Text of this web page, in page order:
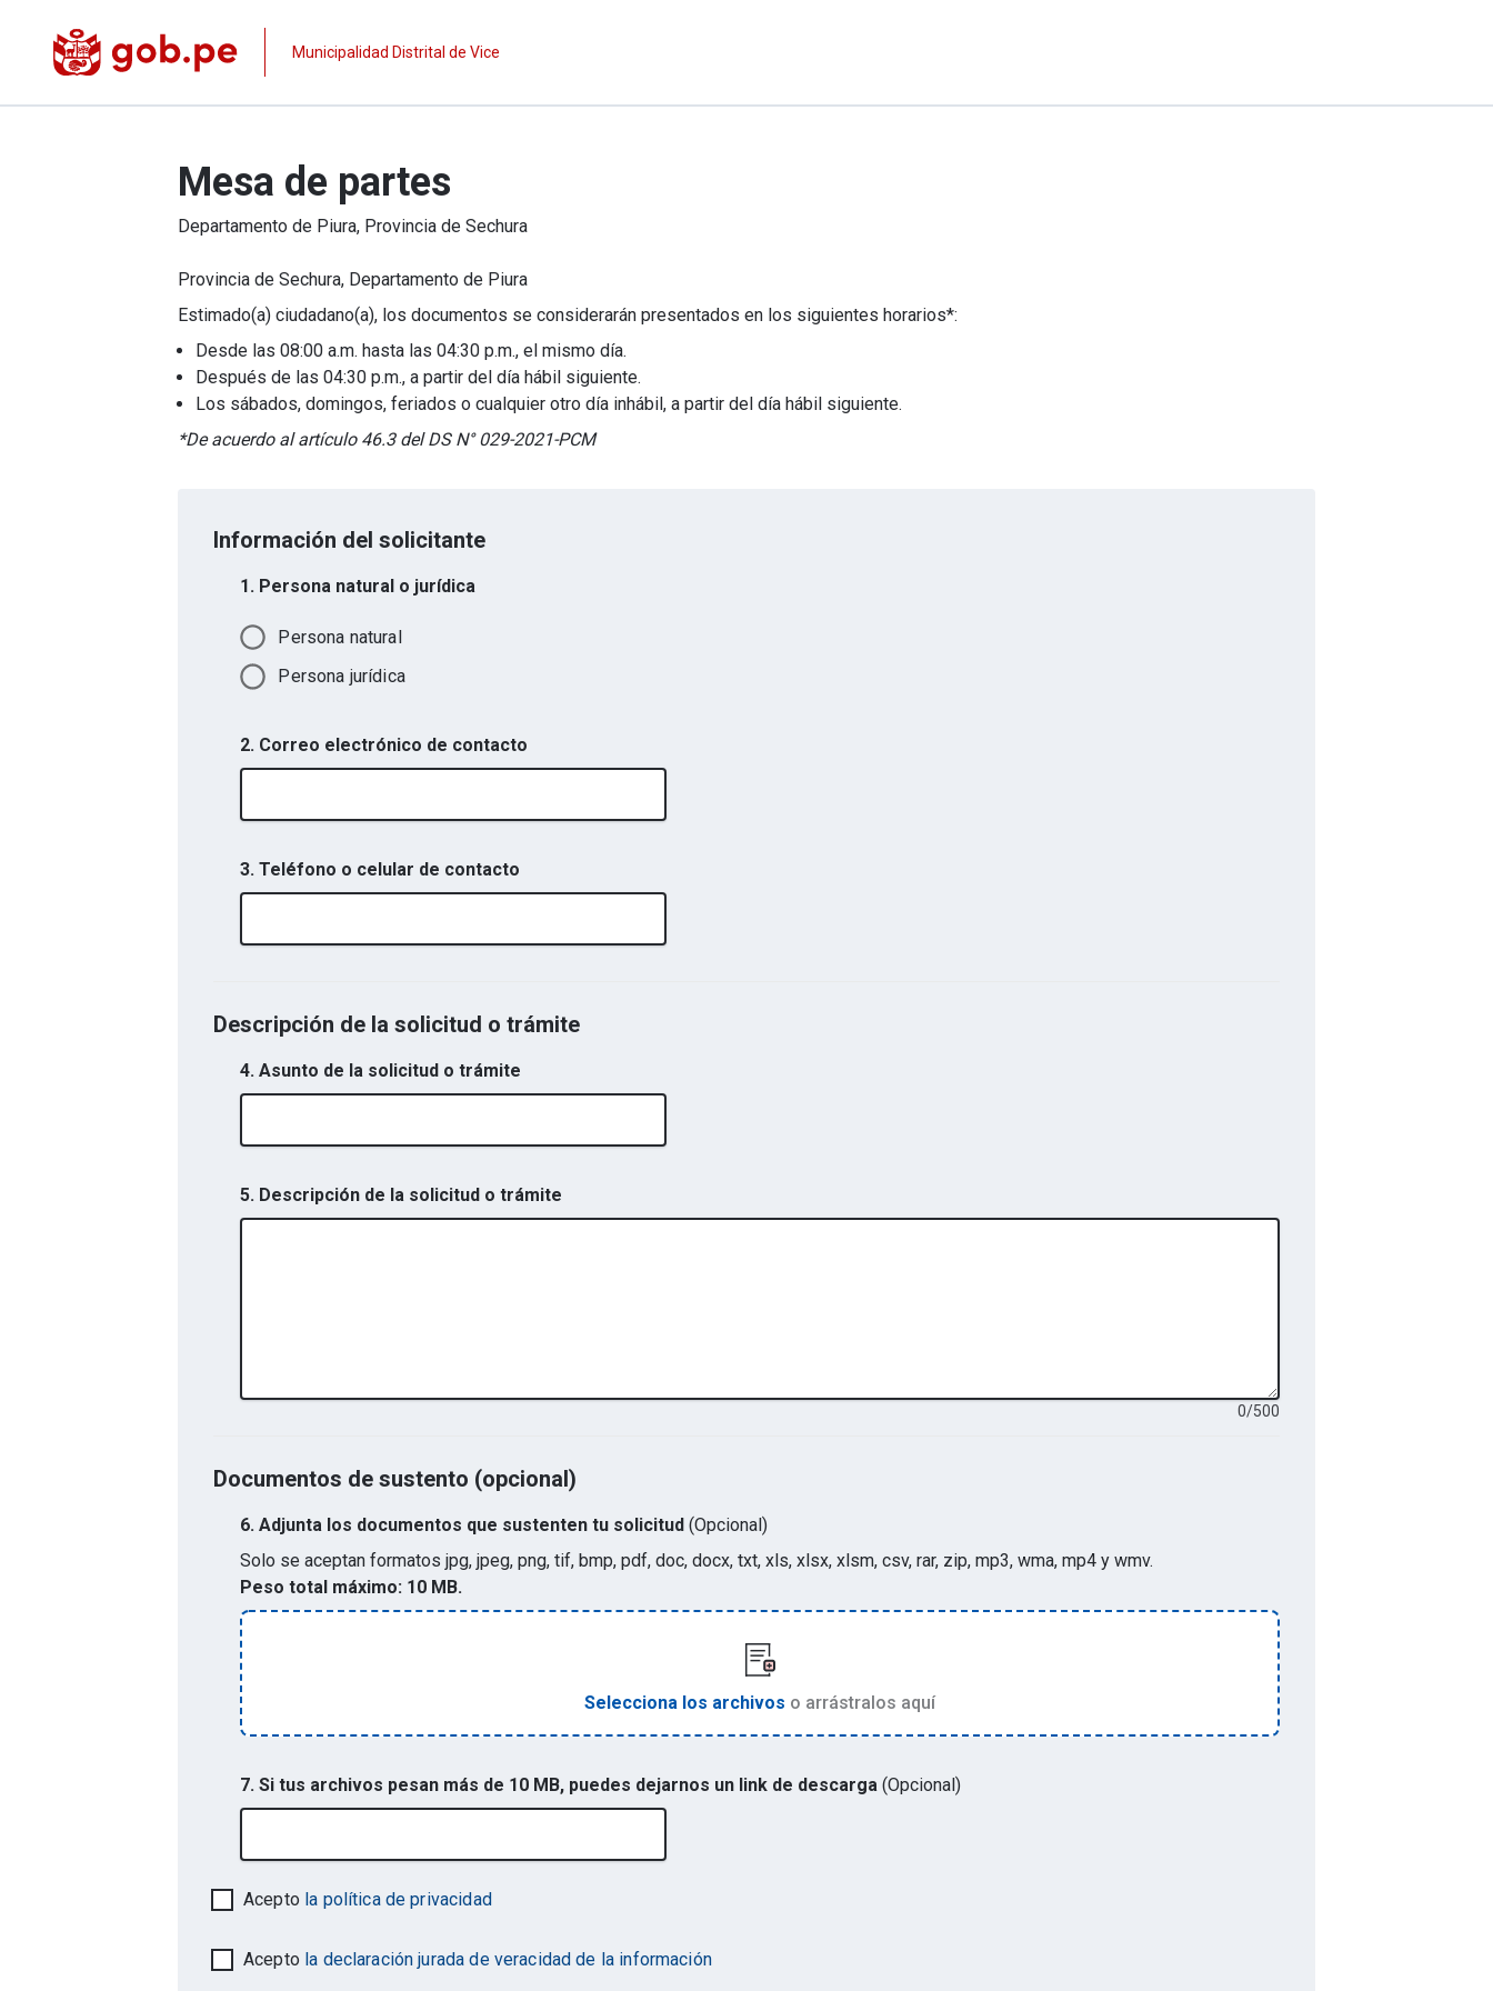
Municipalidad Distrital de Vice
Mesa de partes
Departamento de Piura, Provincia de Sechura
Provincia de Sechura, Departamento de Piura
Estimado(a) ciudadano(a), los documentos se considerarán presentados en los siguientes horarios*:
Desde las 08:00 a.m. hasta las 04:30 p.m., el mismo día.
Después de las 04:30 p.m., a partir del día hábil siguiente.
Los sábados, domingos, feriados o cualquier otro día inhábil, a partir del día hábil siguiente.
*De acuerdo al artículo 46.3 del DS N° 029-2021-PCM
Información del solicitante
1. Persona natural o jurídica
Persona natural
Persona jurídica
2. Correo electrónico de contacto
3. Teléfono o celular de contacto
Descripción de la solicitud o trámite
4. Asunto de la solicitud o trámite
5. Descripción de la solicitud o trámite
0/500
Documentos de sustento (opcional)
6. Adjunta los documentos que sustenten tu solicitud (Opcional)
Solo se aceptan formatos jpg, jpeg, png, tif, bmp, pdf, doc, docx, txt, xls, xlsx, xlsm, csv, rar, zip, mp3, wma, mp4 y wmv.
Peso total máximo: 10 MB.
Selecciona los archivos o arrástralos aquí
7. Si tus archivos pesan más de 10 MB, puedes dejarnos un link de descarga (Opcional)
Acepto la política de privacidad
Acepto la declaración jurada de veracidad de la información